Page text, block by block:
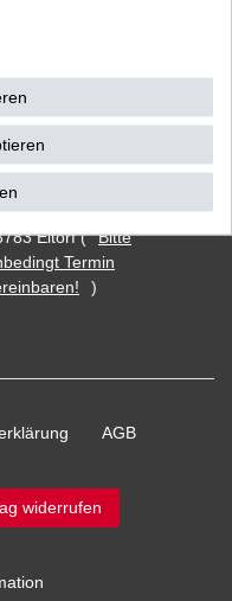
bei Abholung in
Eitorf (
Bitte
Termin
)
AGB
widerrufen